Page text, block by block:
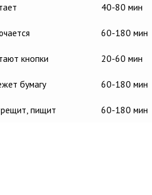
40-80 мин
60-180 мин
кнопки 20-60 мин
бумагу 60-180 мин
пищит 60-180 мин